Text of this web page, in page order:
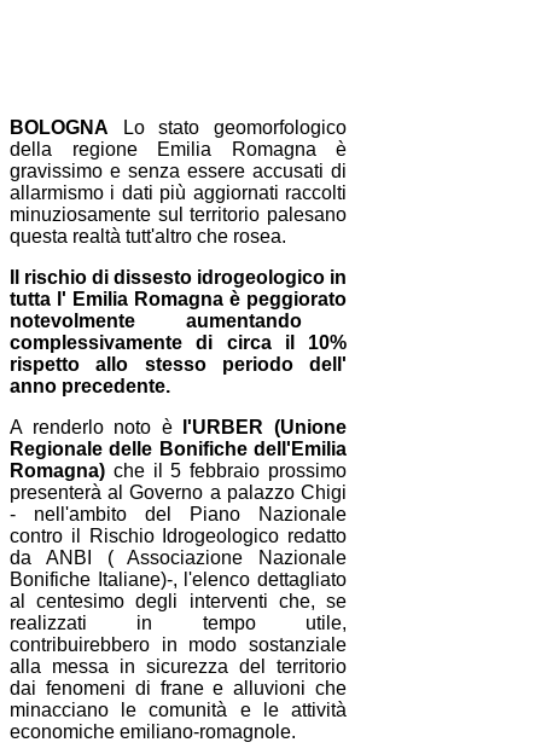
BOLOGNA Lo stato geomorfologico
della regione Emilia Romagna è
gravissimo e senza essere accusati di
allarmismo i dati più aggiornati raccolti
minuziosamente sul territorio palesano
questa realtà tutt'altro che rosea.
Il rischio di dissesto idrogeologico in
tutta l' Emilia Romagna è peggiorato
notevolmente aumentando
complessivamente di circa il 10%
rispetto allo stesso periodo dell'
anno precedente.
A renderlo noto è
l'URBER (Unione
Regionale delle Bonifiche dell'Emilia
Romagna) che il 5 febbraio prossimo
presenterà al Governo a palazzo Chigi
- nell'ambito del Piano Nazionale
contro il Rischio Idrogeologico redatto
da ANBI ( Associazione Nazionale
Bonifiche Italiane)-, l'elenco dettagliato
al centesimo degli interventi che, se
realizzati in tempo utile,
contribuirebbero in modo sostanziale
alla messa in sicurezza del territorio
dai fenomeni di frane e alluvioni che
minacciano le comunità e le attività
economiche emiliano-romagnole.